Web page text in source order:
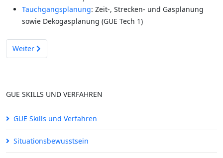
Tauchgangsplanung: Zeit-, Strecken- und Gasplanung
sowie Dekogasplanung (GUE Tech 1)
Nächster Beitrag: Situationsbewusstsein
Weiter
GUE SKILLS UND VERFAHREN
GUE Skills und Verfahren
Situationsbewusstsein